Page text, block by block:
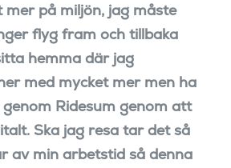
mer på miljön, jag måste
flyg fram och tillbaka
hemma där jag
med mycket mer men ha
Ridesum genom att
Ska jag resa tar det så
av min arbetstid så denna